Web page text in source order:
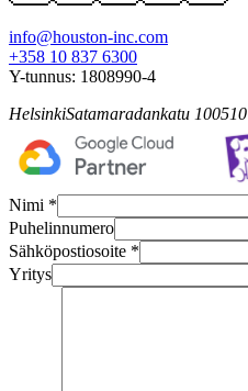
info@houston-inc.com
+358 10 837 6300
Y-tunnus: 1808990-4
HelsinkiSatamaradankatu 100510
Nimi *
Puhelinnumero
Sähköpostiosoite *
Yritys